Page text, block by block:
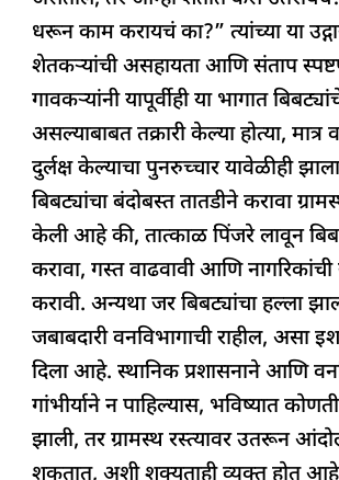
धरून काम करायचं का?” त्यांच्या या
शेतकऱ्यांची असहायता आणि संताप
गावकऱ्यांनी यापूर्वीही या भागात
असल्याबाबत तक्रारी केल्या होत्या, मात्र
दुर्लक्ष केल्याचा पुनरुच्चार यावेळीही
बिबट्यांचा बंदोबस्त तातडीने करावा
केली आहे की, तात्काळ पिंजरे लावून
करावा, गस्त वाढवावी आणि नागरिकांची
करावी. अन्यथा जर बिबट्यांचा हल्ला
जबाबदारी वनविभागाची राहील, असा
दिला आहे. स्थानिक प्रशासनाने आणि
गांभीर्याने न पाहिल्यास, भविष्यात
झाली, तर ग्रामस्थ रस्त्यावर उतरून